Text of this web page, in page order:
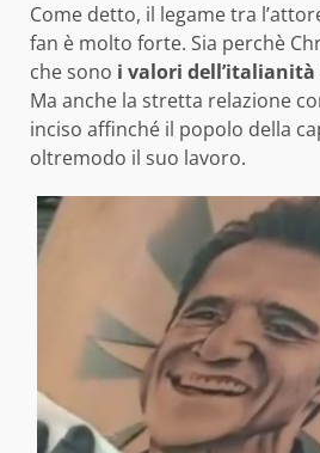
Come detto, il legame tra
fan è molto forte. Sia perchè
che sono i valori dell’italianità
Ma anche la stretta relazione
inciso affinché il popolo della
oltremodo il suo lavoro.